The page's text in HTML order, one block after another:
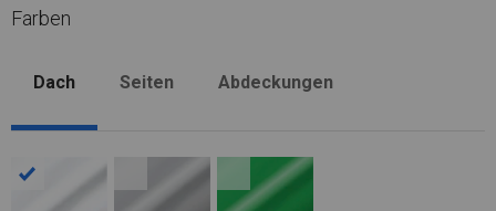
Farben
Dach Seiten Abdeckungen